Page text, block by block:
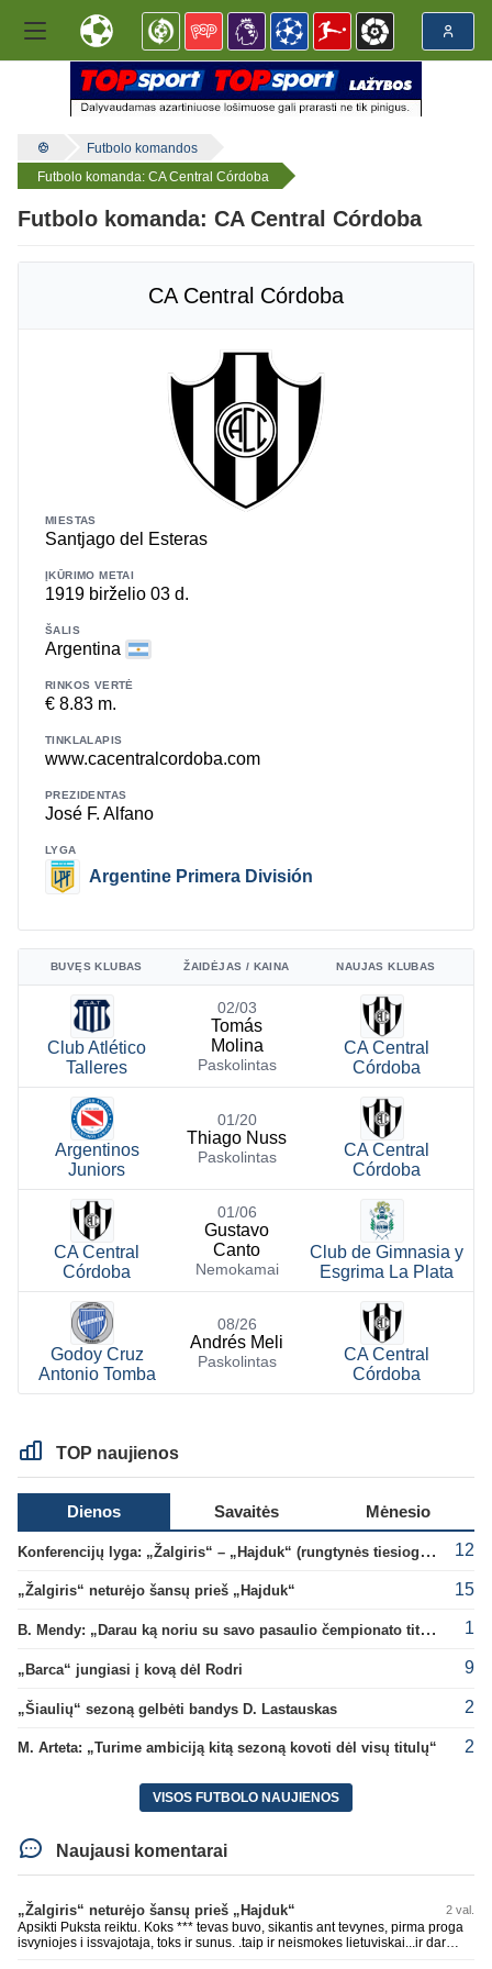
Futbolo komandos
Futbolo komanda: CA Central Córdoba
Futbolo komanda: CA Central Córdoba
CA Central Córdoba
MIESTAS
Santjago del Esteras
ĮKŪRIMO METAI
1919 birželio 03 d.
ŠALIS
Argentina
RINKOS VERTĖ
€ 8.83 m.
TINKLALAPIS
www.cacentralcordoba.com
PREZIDENTAS
José F. Alfano
LYGA
Argentine Primera División
BUVĘS KLUBAS ŽAIDĖJAS / KAINA NAUJAS KLUBAS
Club Atlético
Talleres
02/03
Tomás
Molina
Paskolintas
CA Central
Córdoba
Argentinos
Juniors
01/20
Thiago Nuss
Paskolintas
CA Central
Córdoba
CA Central
Córdoba
01/06
Gustavo
Canto
Nemokamai
Club de Gimnasia y
Esgrima La Plata
Godoy Cruz
Antonio Tomba
08/26
Andrés Meli
Paskolintas
CA Central
Córdoba
TOP naujienos
Dienos Savaitės Mėnesio
Konferencijų lyga: „Žalgiris“ – „Hajduk“ (rungtynės tiesiogiai) 12
„Žalgiris“ neturėjo šansų prieš „Hajduk“ 15
B. Mendy: „Darau ką noriu su savo pasaulio čempionato titulu“ 1
„Barca“ jungiasi į kovą dėl Rodri 9
„Šiaulių“ sezoną gelbėti bandys D. Lastauskas 2
M. Arteta: „Turime ambiciją kitą sezoną kovoti dėl visų titulų“ 2
VISOS FUTBOLO NAUJIENOS
Naujausi komentarai
„Žalgiris“ neturėjo šansų prieš „Hajduk“ 2 val.
Apsikti Puksta reiktu. Koks *** tevas buvo, sikantis ant tevynes, pirma proga
isvyniojes i issvajotaja, toks ir sunus. .taip ir neismokes lietuviskai...ir dar